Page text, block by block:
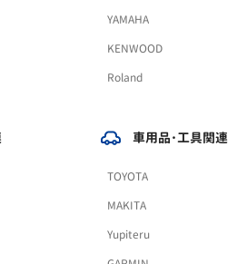
YAMAHA
KENWOOD
Roland
車用品･工具関連
TOYOTA
MAKITA
Yupiteru